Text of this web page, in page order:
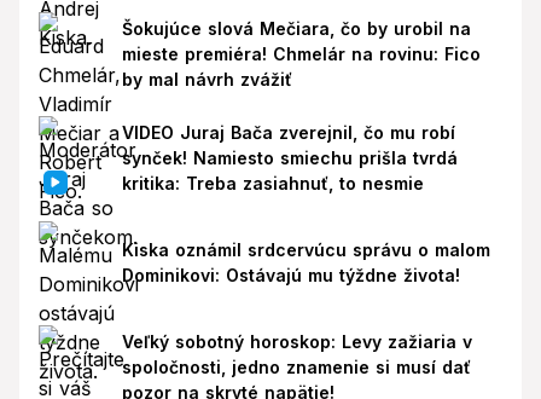
Šokujúce slová Mečiara, čo by urobil na
mieste premiéra! Chmelár na rovinu: Fico
by mal návrh zvážiť
VIDEO Juraj Bača zverejnil, čo mu robí
synček! Namiesto smiechu prišla tvrdá
kritika: Treba zasiahnuť, to nesmie
Kiska oznámil srdcervúcu správu o malom
Dominikovi: Ostávajú mu týždne života!
Veľký sobotný horoskop: Levy zažiaria v
spoločnosti, jedno znamenie si musí dať
pozor na skryté napätie!